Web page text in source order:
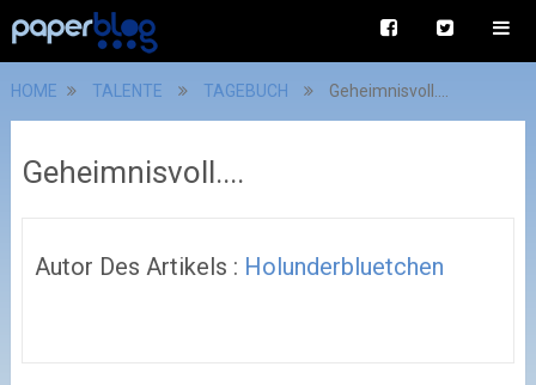
HOME TALENTE TAGEBUCH Geheimnisvoll....
Geheimnisvoll....
Autor Des Artikels : Holunderbluetchen